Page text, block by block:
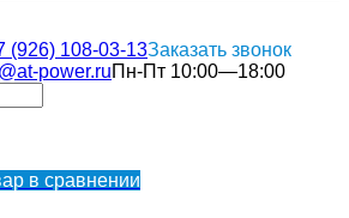
(926) 108-03-13Заказать звонок
power.ruПн-Пт 10:00—18:00
в сравнении